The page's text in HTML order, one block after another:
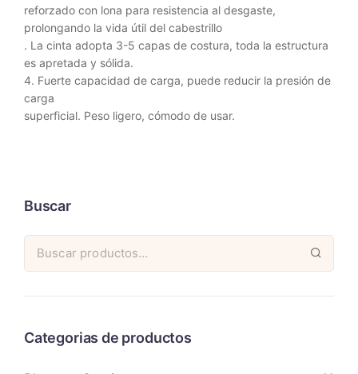
reforzado con lona para resistencia al desgaste,
prolongando la vida útil del cabestrillo
. La cinta adopta 3-5 capas de costura, toda la estructura
es apretada y sólida.
4. Fuerte capacidad de carga, puede reducir la presión de
carga
superficial. Peso ligero, cómodo de usar.
Buscar
Categorias de productos